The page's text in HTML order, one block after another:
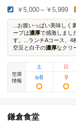
￥5,000～￥5,999
...お腹いっぱい美味し
ープは濃厚で感激しまし
す。...ランチAコース、4
空豆と白子の濃厚なクリ
空席
情報
土
8/8
日
9
鎌倉食堂